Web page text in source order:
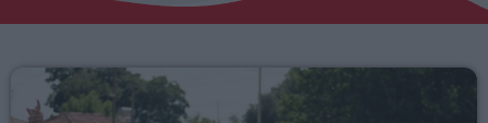
Αθλητικά
Αγροτικά